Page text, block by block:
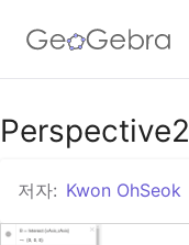
구글 클래스룸
지오지브라 클래스룸
Perspective2
저자: Kwon OhSeok